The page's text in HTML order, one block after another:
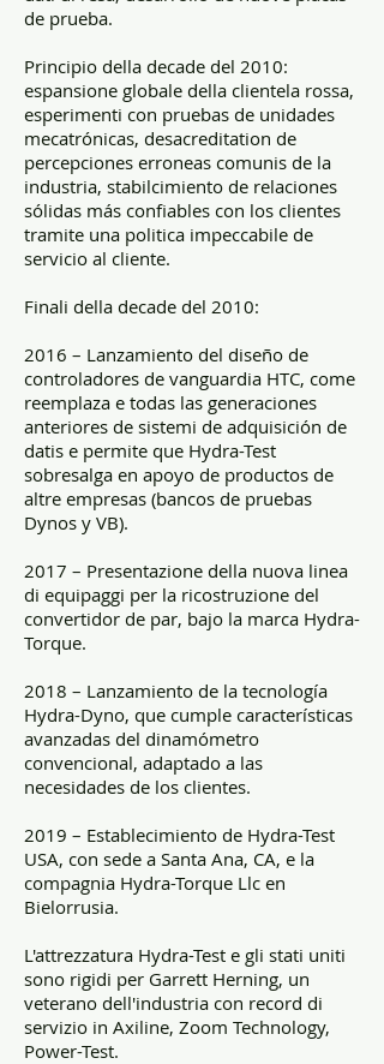
de prueba.
Principio della decade del 2010:
espansione globale della clientela rossa,
esperimenti con pruebas de unidades
mecatrónicas, desacreditation de
percepciones erroneas comunis de la
industria, stabilcimiento de relaciones
sólidas más confiables con los clientes
tramite una politica impeccabile de
servicio al cliente.
Finali della decade del 2010:
2016 – Lanzamiento del diseño de
controladores de vanguardia HTC, come
reemplaza e todas las generaciones
anteriores de sistemi de adquisición de
datis e permite que Hydra-Test
sobresalga en apoyo de productos de
altre empresas (bancos de pruebas
Dynos y VB).
2017 – Presentazione della nuova linea
di equipaggi per la ricostruzione del
convertidor de par, bajo la marca Hydra-
Torque.
2018 – Lanzamiento de la tecnología
Hydra-Dyno, que cumple características
avanzadas del dinamómetro
convencional, adaptado a las
necesidades de los clientes.
2019 – Establecimiento de Hydra-Test
USA, con sede a Santa Ana, CA, e la
compagnia Hydra-Torque Llc en
Bielorrusia.
L'attrezzatura Hydra-Test e gli stati uniti
sono rigidi per Garrett Herning, un
veterano dell'industria con record di
servizio in Axiline, Zoom Technology,
Power-Test.